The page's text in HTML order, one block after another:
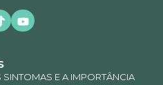
E A IMPORTÂNCIA